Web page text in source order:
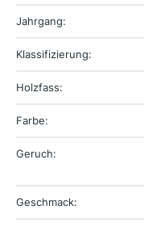
Jahrgang:
Klassifizierung:
Holzfass:
Farbe:
Geruch:
Geschmack: